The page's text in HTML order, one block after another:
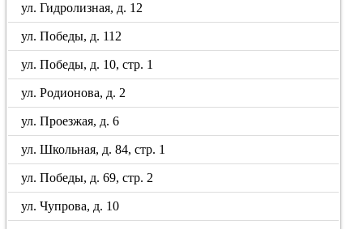
ул. Гидролизная, д. 12
ул. Победы, д. 112
ул. Победы, д. 10, стр. 1
ул. Родионова, д. 2
ул. Проезжая, д. 6
ул. Школьная, д. 84, стр. 1
ул. Победы, д. 69, стр. 2
ул. Чупрова, д. 10